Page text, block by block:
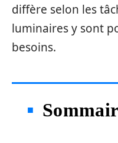
diffère selon les
luminaires y sont
besoins.